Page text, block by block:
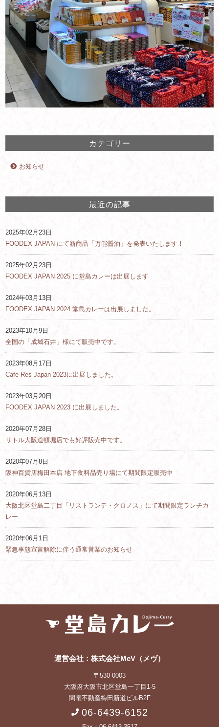
カテゴリー
お知らせ
最近の記事
2025年02月23日
FOODEX JAPAN にて新商品「万能醤油」を発表いたします！
2025年02月23日
FOODEX JAPAN 2025 に堂島カレーは出展します
2024年03月13日
FOODEX JAPAN 2024 堂島カレーは出展しました。
2023年10月9日
全国の「成城石井」様にて販売中です。
2023年08月17日
Cafe Res Japan 2023に出展しました。
2023年03月20日
FOODEX JAPAN 2023 に出展しました。
2020年07月28日
リトル大阪道頓堀店でも好評販売中です。
2020年07月8日
阪神百貨店梅田本店 地下食料品売り場にて期間限定販売中
2020年06月13日
大阪北区堂島二丁目「リストランテ・クロノス」にて期間限定ランチカ
レー
2020年06月1日
緊急事態宣言解除に伴う通常営業のお知らせ
運営会社：株式会社MeV（メヴ）
〒530-0003
大阪府大阪市北区堂島一丁目1-5
関電不動産梅田新道ビルB2F
06-6439-6152